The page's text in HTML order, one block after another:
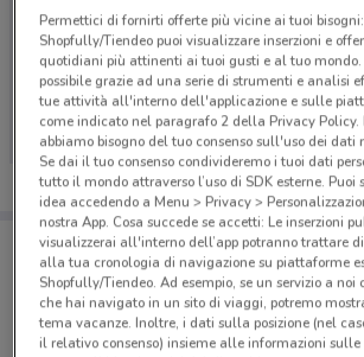
Ci dispiace, al momento non
volantini nella tua zona.
Porta DoveConviene sempre con te!
Puoi trovare le migliori offerte dei
salvarle e creare la tua lista del
dal tuo cellulare.
SCARICA
Permettici di fornirti offerte più vicine ai tuoi
Shopfully/Tiendeo puoi visualizzare inserzioni e
quotidiani più attinenti ai tuoi gusti e al tuo mondo.
possibile grazie ad una serie di strumenti e analisi
tue attività all'interno dell'applicazione e sulle
come indicato nel paragrafo 2 della Privacy Policy.
abbiamo bisogno del tuo consenso sull'uso dei
Se dai il tuo consenso condivideremo i tuoi dati
tutto il mondo attraverso l’uso di SDK esterne. Puoi
idea accedendo a Menu > Privacy >
nostra App. Cosa succede se accetti: Le inserzioni
visualizzerai all'interno dell’app potranno trattare
alla tua cronologia di navigazione su piattaforme
Shopfully/Tiendeo. Ad esempio, se un servizio a
che hai navigato in un sito di viaggi, potremo
tema vacanze. Inoltre, i dati sulla posizione (nel
il relativo consenso) insieme alle informazioni